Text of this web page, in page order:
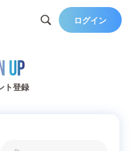
ログイン
Up
ト登録